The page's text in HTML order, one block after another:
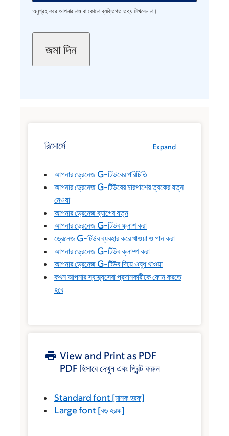
অনুগ্রহ করে আপনার নাম বা কোনো ব্যক্তিগত তথ্য লিখবেন না।
Expand
রিসোর্সে
আপনার ড্রেনেজ G-টিউবের পরিচিতি
আপনার ড্রেনেজ G-টিউবের চারপাশের ত্বকের যত্ন
নেওয়া
আপনার ড্রেনেজ ব্যাগের যত্ন
আপনার ড্রেনেজ G-টিউব ফ্লাশ করা
ড্রেনেজ G-টিউব ব্যবহার করে খাওয়া ও পান করা
আপনার ড্রেনেজ G-টিউব ক্লাম্প করা
আপনার ড্রেনেজ G-টিউব দিয়ে ওষুধ খাওয়া
কখন আপনার স্বাস্থ্যসেবা প্রদানকারীকে ফোন করতে
হবে
View and Print as PDF
PDF হিসাবে দেখুন এবং প্রিন্ট করুন
Standard font [মানক হরফ]
Large font [বড় হরফ]